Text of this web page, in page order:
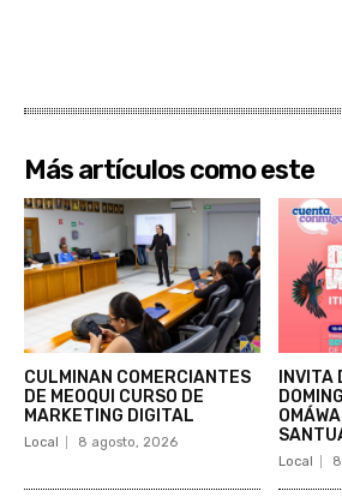
Más artículos como este
CULMINAN COMERCIANTES
DE MEOQUI CURSO DE
MARKETING DIGITAL
Local 8 agosto, 2026
INVITA
Local